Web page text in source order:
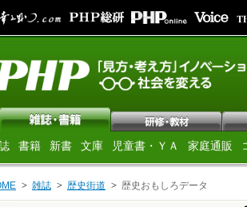
書籍 新書 文庫 児童書・ＹＡ 家庭通販
雑誌 歴史街道 歴史おもしろデータ